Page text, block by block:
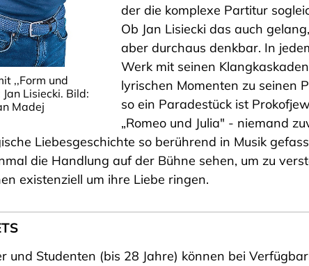
,,Form und
Lisiecki. Bild:
Madej
der die komplexe Partitur
Ob Jan Lisiecki das auch
aber durchaus denkbar. In
Werk mit seinen
lyrischen Momenten zu seinen
so ein Paradestück ist
„Romeo und Julia" - niemand
Liebesgeschichte so berührend in Musik
die Handlung auf der Bühne sehen, um zu
existenziell um ihre Liebe ringen.
und Studenten (bis 28 Jahre) können bei